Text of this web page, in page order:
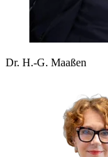
Dr. H.-G. Maaßen